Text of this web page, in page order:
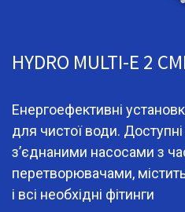
HYDRO MULTI-E 2
Енергоефективні
для чистої води.
з’єднаними насосами з
перетворювачами,
і всі необхідні фітинги